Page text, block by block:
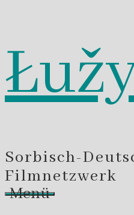
Zum
Inhalt
springen
Sorbisch-
Filmnetzwerk
Menü